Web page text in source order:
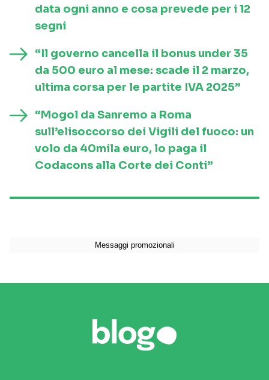
data ogni anno e cosa prevede per i 12
segni
“Il governo cancella il bonus under 35
da 500 euro al mese: scade il 2 marzo,
ultima corsa per le partite IVA 2025”
“Mogol da Sanremo a Roma
sull’elisoccorso dei Vigili del fuoco: un
volo da 40mila euro, lo paga il
Codacons alla Corte dei Conti”